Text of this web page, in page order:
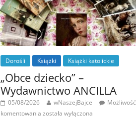
Dorośli Książki Książki katolickie
„Obce dziecko” –
Wydawnictwo ANCILLA
05/08/2026 wNaszejBajce
Możliwość
komentowania została wyłączona